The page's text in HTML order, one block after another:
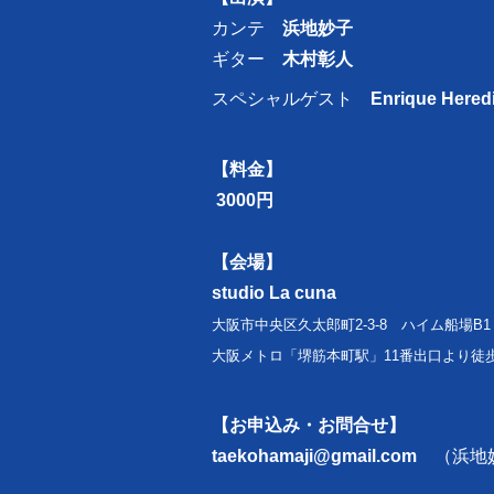
カンテ 浜地妙子
ギター 木村彰人
スペシャルゲスト Enrique
【料金】
3000円
【会場】
studio La cuna
大阪市中央区久太郎町2-3-8 ハイム船場B1
大阪メトロ「堺筋本町駅」11番出口より徒
【お申込み・お問合せ】
taekohamaji@gmail.com
（浜地